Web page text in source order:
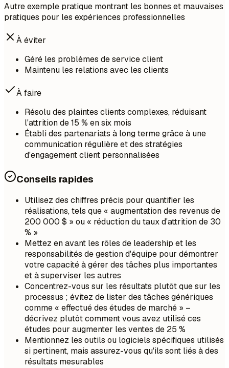
Autre exemple pratique montrant les bonnes et mauvaises
pratiques pour les expériences professionnelles
À éviter
Géré les problèmes de service client
Maintenu les relations avec les clients
À faire
Résolu des plaintes clients complexes, réduisant
l'attrition de 15 % en six mois
Établi des partenariats à long terme grâce à une
communication régulière et des stratégies
d'engagement client personnalisées
Conseils rapides
Utilisez des chiffres précis pour quantifier les
réalisations, tels que « augmentation des revenus de
200 000 $ » ou « réduction du taux d'attrition de 30
% »
Mettez en avant les rôles de leadership et les
responsabilités de gestion d'équipe pour démontrer
votre capacité à gérer des tâches plus importantes
et à superviser les autres
Concentrez-vous sur les résultats plutôt que sur les
processus ; évitez de lister des tâches génériques
comme « effectué des études de marché » –
décrivez plutôt comment vous avez utilisé ces
études pour augmenter les ventes de 25 %
Mentionnez les outils ou logiciels spécifiques utilisés
si pertinent, mais assurez-vous qu'ils sont liés à des
résultats mesurables